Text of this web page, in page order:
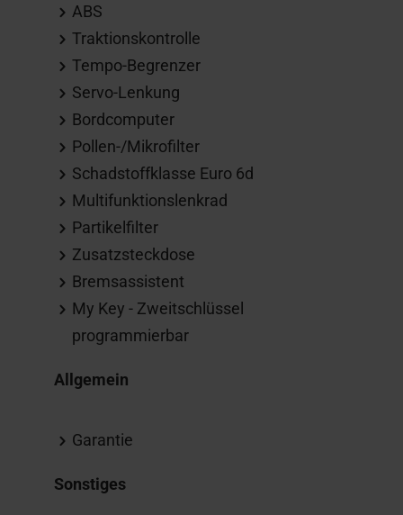
ABS
Traktionskontrolle
Tempo-Begrenzer
Servo-Lenkung
Bordcomputer
Pollen-/Mikrofilter
Schadstoffklasse Euro 6d
Multifunktionslenkrad
Partikelfilter
Zusatzsteckdose
Bremsassistent
My Key - Zweitschlüssel
programmierbar
Allgemein
Garantie
Sonstiges